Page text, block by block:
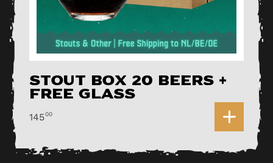
Stout Box 20 Beers +
Free Glass
14500 0